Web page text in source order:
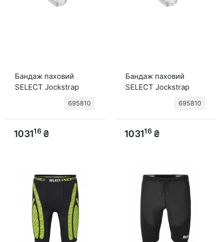
Бандаж паховий
SELECT Jockstrap
695810
103116₴
Бандаж паховий
SELECT Jockstrap
695810
103116₴